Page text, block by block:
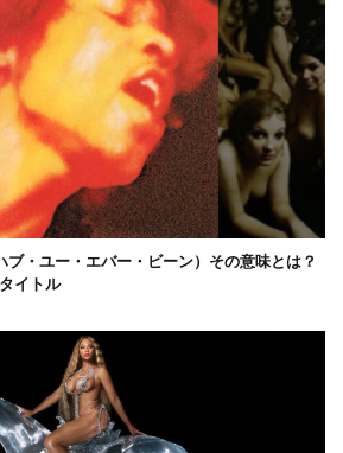
・ユー・エバー・ビーン）その意味とは？
イトル